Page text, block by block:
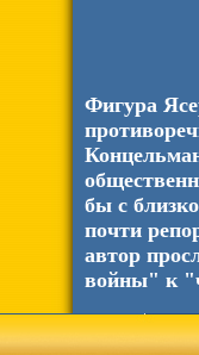
Фигура
бы с
почти
автор
войны" к